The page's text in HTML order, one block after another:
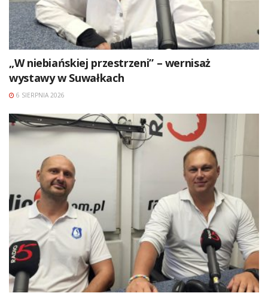
„W niebiańskiej przestrzeni” – wernisaż
wystawy w Suwałkach
6 SIERPNIA 2026